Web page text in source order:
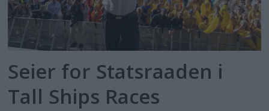
Seier for Statsraaden i
Tall Ships Races